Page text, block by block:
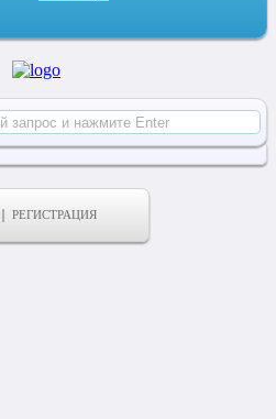
РЕГИСТРАЦИЯ